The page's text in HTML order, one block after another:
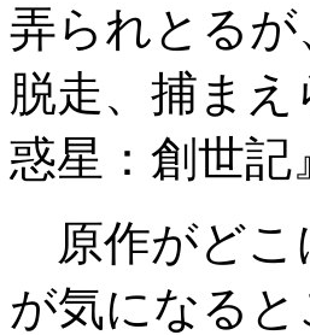
弄られとる
脱走、捕ま
惑星：創世記
原作がどこ
が気になる